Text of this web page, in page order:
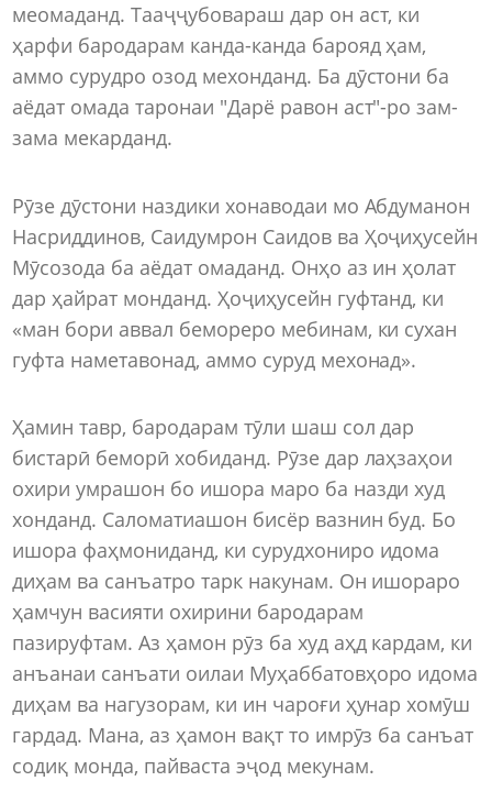
меомаданд. Тааҷҷубовараш дар он аст, ки
ҳарфи бародарам канда-канда барояд ҳам,
аммо сурудро озод мехонданд. Ба дӯстони ба
аёдат омада таронаи "Дарё равон аст"-ро зам-
зама мекарданд.
Рӯзе дӯстони наздики хонаводаи мо Абдуманон
Насриддинов, Саидумрон Саидов ва Ҳоҷиҳусейн
Мӯсозода ба аёдат омаданд. Онҳо аз ин ҳолат
дар ҳайрат монданд. Ҳоҷиҳусейн гуфтанд, ки
«ман бори аввал бемореро мебинам, ки сухан
гуфта наметавонад, аммо суруд мехонад».
Ҳамин тавр, бародарам тӯли шаш сол дар
бистарӣ беморӣ хобиданд. Рӯзе дар лаҳзаҳои
охири умрашон бо ишора маро ба назди худ
хонданд. Саломатиашон бисёр вазнин буд. Бо
ишора фаҳмониданд, ки сурудхониро идома
диҳам ва санъатро тарк накунам. Он ишораро
ҳамчун васияти охирини бародарам
пазируфтам. Аз ҳамон рӯз ба худ аҳд кардам, ки
анъанаи санъати оилаи Муҳаббатовҳоро идома
диҳам ва нагузорам, ки ин чароғи ҳунар хомӯш
гардад. Мана, аз ҳамон вақт то имрӯз ба санъат
содиқ монда, пайваста эҷод мекунам.